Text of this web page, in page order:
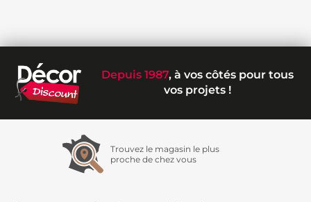
Depuis 1987, à vos côtés pour tous
vos projets !
Trouvez le magasin le plus
proche de chez vous